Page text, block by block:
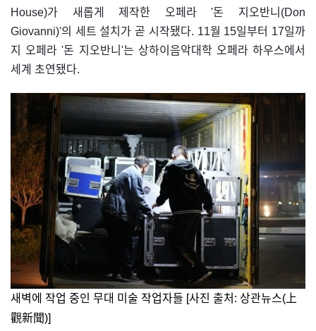
House)가 새롭게 제작한 오페라 '돈 지오반니(Don
Giovanni)'의 세트 설치가 곧 시작됐다. 11월 15일부터 17일까
지 오페라 '돈 지오반니'는 상하이음악대학 오페라 하우스에서
세계 초연됐다.
새벽에 작업 중인 무대 미술 작업자들 [사진 출처: 상관뉴스(上
觀新聞)]